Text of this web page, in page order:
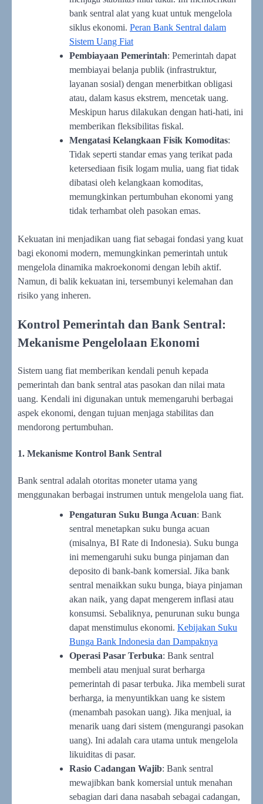
bank sentral alat yang kuat untuk mengelola
siklus ekonomi. Peran Bank Sentral dalam
Sistem Uang Fiat
Pembiayaan Pemerintah: Pemerintah dapat
membiayai belanja publik (infrastruktur,
layanan sosial) dengan menerbitkan obligasi
atau, dalam kasus ekstrem, mencetak uang.
Meskipun harus dilakukan dengan hati-hati, ini
memberikan fleksibilitas fiskal.
Mengatasi Kelangkaan Fisik Komoditas:
Tidak seperti standar emas yang terikat pada
ketersediaan fisik logam mulia, uang fiat tidak
dibatasi oleh kelangkaan komoditas,
memungkinkan pertumbuhan ekonomi yang
tidak terhambat oleh pasokan emas.
Kekuatan ini menjadikan uang fiat sebagai fondasi yang kuat
bagi ekonomi modern, memungkinkan pemerintah untuk
mengelola dinamika makroekonomi dengan lebih aktif.
Namun, di balik kekuatan ini, tersembunyi kelemahan dan
risiko yang inheren.
Kontrol Pemerintah dan Bank Sentral:
Mekanisme Pengelolaan Ekonomi
Sistem uang fiat memberikan kendali penuh kepada
pemerintah dan bank sentral atas pasokan dan nilai mata
uang. Kendali ini digunakan untuk memengaruhi berbagai
aspek ekonomi, dengan tujuan menjaga stabilitas dan
mendorong pertumbuhan.
1. Mekanisme Kontrol Bank Sentral
Bank sentral adalah otoritas moneter utama yang
menggunakan berbagai instrumen untuk mengelola uang fiat.
Pengaturan Suku Bunga Acuan: Bank
sentral menetapkan suku bunga acuan
(misalnya, BI Rate di Indonesia). Suku bunga
ini memengaruhi suku bunga pinjaman dan
deposito di bank-bank komersial. Jika bank
sentral menaikkan suku bunga, biaya pinjaman
akan naik, yang dapat mengerem inflasi atau
konsumsi. Sebaliknya, penurunan suku bunga
dapat menstimulus ekonomi. Kebijakan Suku
Bunga Bank Indonesia dan Dampaknya
Operasi Pasar Terbuka: Bank sentral
membeli atau menjual surat berharga
pemerintah di pasar terbuka. Jika membeli surat
berharga, ia menyuntikkan uang ke sistem
(menambah pasokan uang). Jika menjual, ia
menarik uang dari sistem (mengurangi pasokan
uang). Ini adalah cara utama untuk mengelola
likuiditas di pasar.
Rasio Cadangan Wajib: Bank sentral
mewajibkan bank komersial untuk menahan
sebagian dari dana nasabah sebagai cadangan,